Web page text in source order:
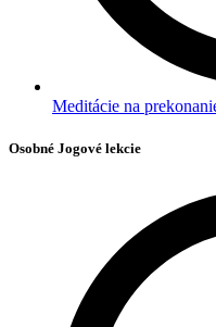
Meditácie na
Osobné Jogové lekcie